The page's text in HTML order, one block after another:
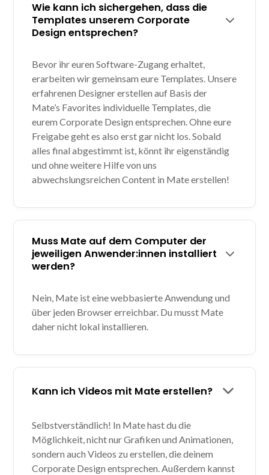
Wie kann ich sichergehen, dass die
Templates unserem Corporate
Design entsprechen?
Bevor ihr euren Software-Zugang erhaltet,
erarbeiten wir gemeinsam eure Templates. Unsere
erfahrenen Designer erstellen auf Basis der
Mate’s Favorites individuelle Templates, die
eurem Corporate Design entsprechen. Ohne eure
Freigabe geht es also erst gar nicht los. Sobald
alles final abgestimmt ist, könnt ihr eigenständig
und ohne weitere Hilfe von uns
abwechslungsreichen Content in Mate erstellen!
Muss Mate auf dem Computer der
jeweiligen Anwender:innen installiert
werden?
Nein, Mate ist eine webbasierte Anwendung und
über jeden Browser erreichbar. Du musst Mate
daher nicht lokal installieren.
Kann ich Videos mit Mate erstellen?
Selbstverständlich! In Mate hast du die
Möglichkeit, nicht nur Grafiken und Animationen,
sondern auch Videos zu erstellen, die deinem
Corporate Design entsprechen. Außerdem kannst